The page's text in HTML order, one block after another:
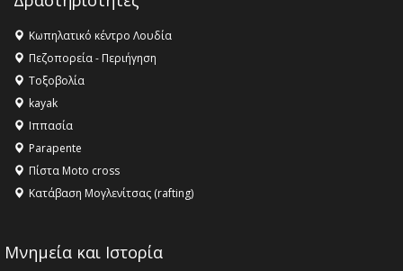
Κωπηλατικό κέντρο Λουδία
Πεζοπορεία - Περιήγηση
Τοξοβολία
kayak
Ιππασία
Parapente
Πίστα Moto cross
Κατάβαση Μογλενίτσας (rafting)
Μνημεία και Ιστορία